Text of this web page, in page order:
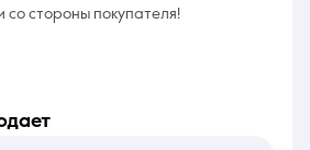
со стороны покупателя!